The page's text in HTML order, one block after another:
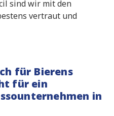
sind wir mit den
vertraut und
für Bierens
für ein
in